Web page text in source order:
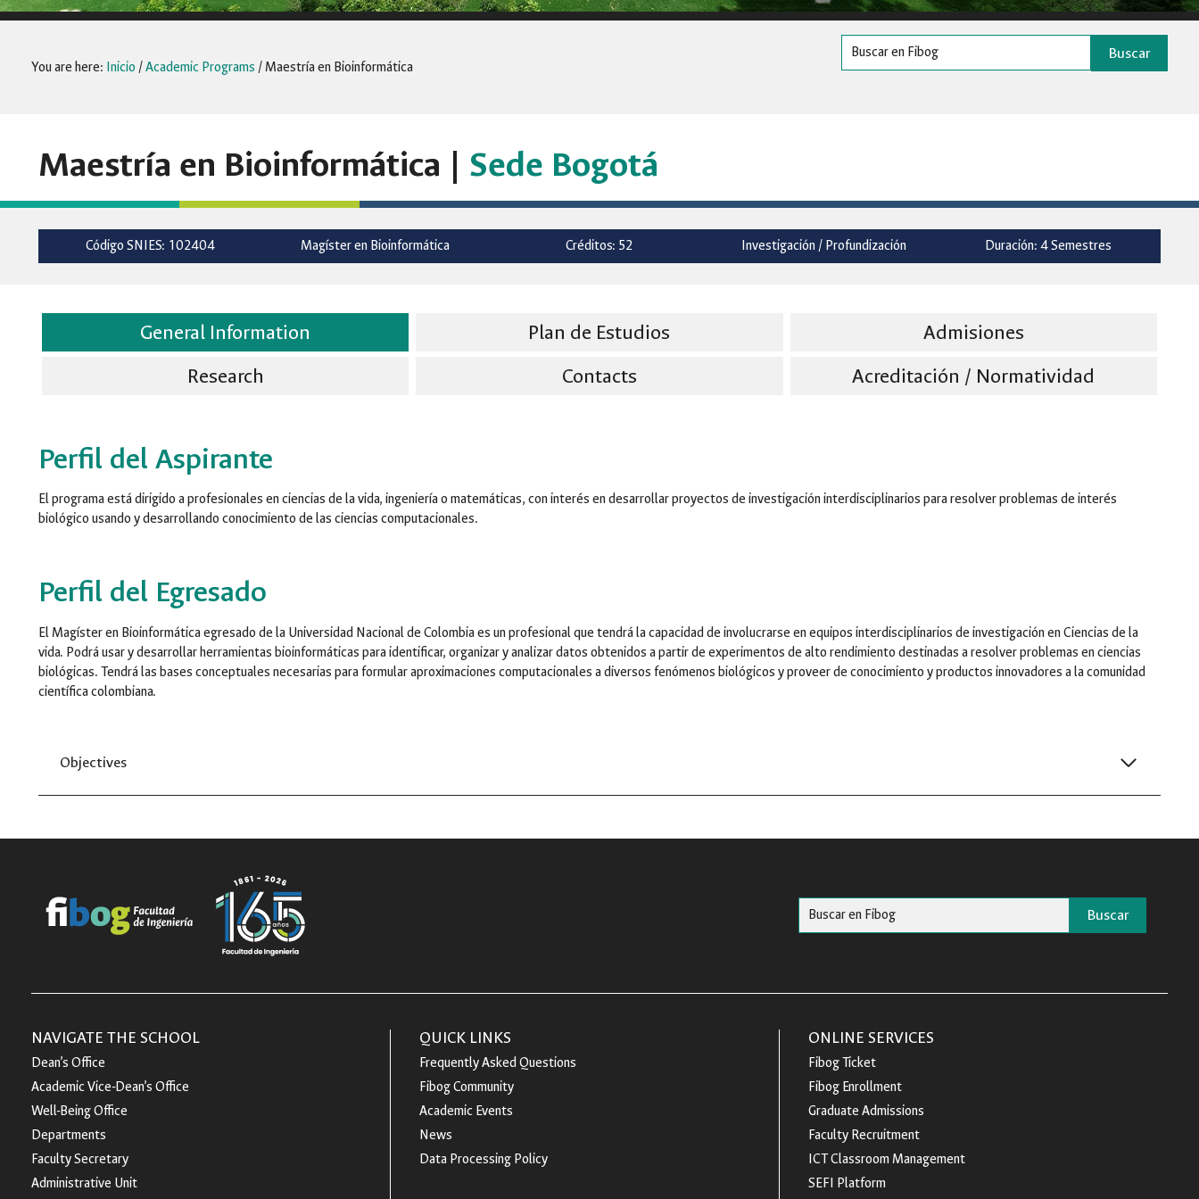
You are here: Inicio /Academic Programs /Maestría en Bioinformática
Buscar
Maestría en Bioinformática | Sede Bogotá
Código SNIES: 102404 Magíster en Bioinformática Créditos: 52 Investigación / Profundización Duración: 4 Semestres
General Information Plan de Estudios
Admisiones
Research
Contacts Acreditación / Normatividad
Perfil del Aspirante
El programa está dirigido a profesionales en ciencias de la vida, ingeniería o matemáticas, con interés en desarrollar proyectos de investigación interdisciplinarios para resolver problemas de interés
biológico usando y desarrollando conocimiento de las ciencias computacionales.
Perfil del Egresado
El Magíster en Bioinformática egresado de la Universidad Nacional de Colombia es un profesional que tendrá la capacidad de involucrarse en equipos interdisciplinarios de investigación en Ciencias de la
vida. Podrá usar y desarrollar herramientas bioinformáticas para identificar, organizar y analizar datos obtenidos a partir de experimentos de alto rendimiento destinadas a resolver problemas en ciencias
biológicas. Tendrá las bases conceptuales necesarias para formular aproximaciones computacionales a diversos fenómenos biológicos y proveer de conocimiento y productos innovadores a la comunidad
científica colombiana.
Objectives
Buscar
NAVIGATE THE SCHOOL
Dean’s Office
Academic Vice-Dean’s Office
Well-Being Office
Departments
Faculty Secretary
Administrative Unit
QUICK LINKS
Frequently Asked Questions
Fibog Community
Academic Events
News
Data Processing Policy
ONLINE SERVICES
Fibog Ticket
Fibog Enrollment
Graduate Admissions
Faculty Recruitment
ICT Classroom Management
SEFI Platform